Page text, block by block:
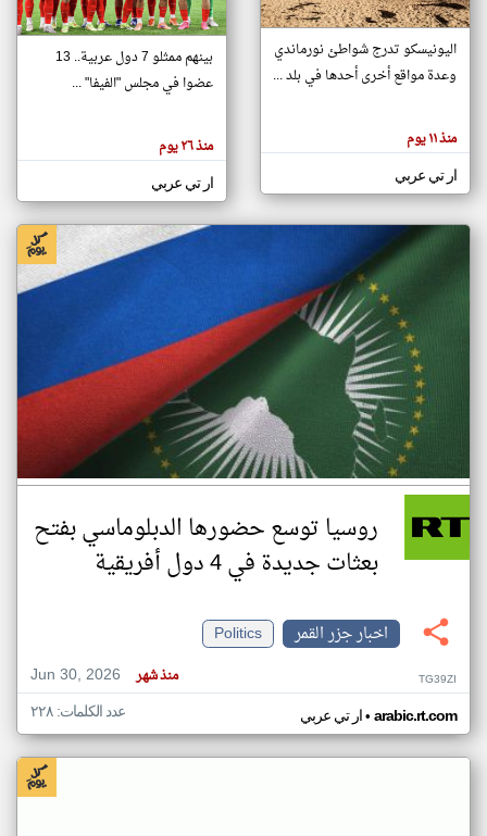
تغيير الدولة
اخبار جزر القمر على مدار الساعة
أهم اخبار جزر القمر العاجلة والمباشرة
هنا عن
وجهة
كاتبيها.
اليونيسكو تدرج شواطئ نورماندي
وعدة مواقع أخرى أحدها في بلد ...
منذ ١١ يوم
ار تي عربي
بينهم ممثلو 7 دول عربية.. 13
عضوا في مجلس "الفيفا" ...
منذ ٢٦ يوم
ار تي عربي
روسيا توسع حضورها الدبلوماسي بفتح
بعثات جديدة في 4 دول أفريقية
اخبار جزر القمر
Politics
Jun 30, 2026
منذ شهر TG39ZI
ار تي عربي• arabic.rt.com عدد الكلمات: ٢٢٨
klyoum.com